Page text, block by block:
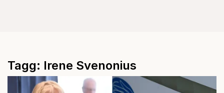
Tagg: Irene Svenonius